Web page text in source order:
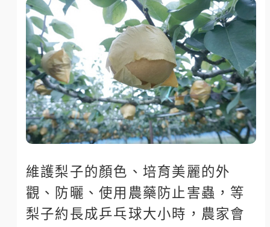
維護梨子的顏色、培育美麗的外
觀、防曬、使用農藥防止害蟲，等
梨子約長成乒乓球大小時，農家會